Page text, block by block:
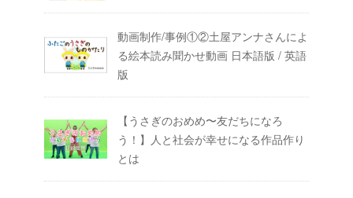
動画制作/事例①②土屋アンナさんによ
る絵本読み聞かせ動画 日本語版 / 英語
版
【うさぎのおめめ〜友だちになろ
う！】人と社会が幸せになる作品作り
とは